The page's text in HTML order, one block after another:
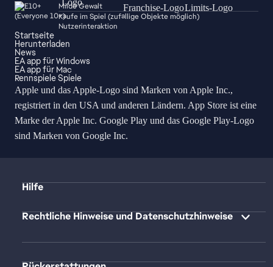
Milde Gewalt
Käufe im Spiel (zufällige Objekte möglich)
Nutzerinteraktion
Startseite
Herunterladen
News
EA app für Windows
EA app für Mac
Rennspiele Spiele
Apple und das Apple-Logo sind Marken von Apple Inc.,
registriert in den USA und anderen Ländern. App Store ist eine
Marke der Apple Inc. Google Play und das Google Play-Logo
sind Marken von Google Inc.
Hilfe
Rechtliche Hinweise und Datenschutzhinweise